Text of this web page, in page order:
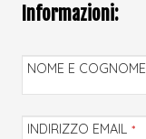
Informazioni:
NOME E COGNOME
INDIRIZZO EMAIL *